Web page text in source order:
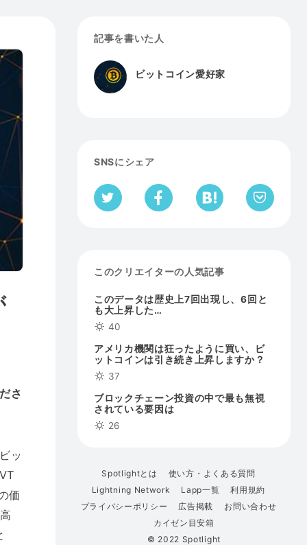
さ
ッ
価
記事を書いた人
ビットコイン愛好家
SNSにシェア
このクリエイターの人気記事
このデータは歴史上7回出現し、6回と
も大上昇した…
40
アメリカ機関は狂ったように買い、ビ
ットコインは引き続き上昇しますか？
37
ブロックチェーン投資の中で最も無視
されている要因は
26
Spotlightとは
使い方・よくある質問
Lightning Network
Lapp一覧
利用規約
プライバシーポリシー
広告掲載
お問い合わせ
カイゼン目安箱
© 2022 Spotlight